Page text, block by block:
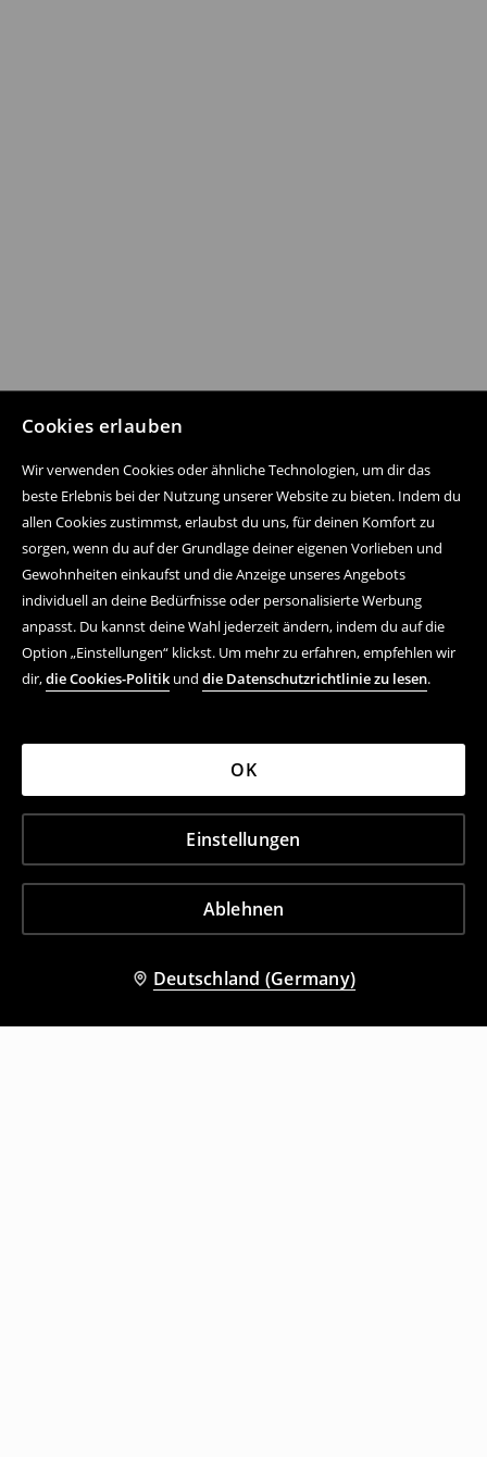
Cookies erlauben
Wir verwenden Cookies oder ähnliche Technologien, um dir das
beste Erlebnis bei der Nutzung unserer Website zu bieten. Indem du
allen Cookies zustimmst, erlaubst du uns, für deinen Komfort zu
sorgen, wenn du auf der Grundlage deiner eigenen Vorlieben und
Gewohnheiten einkaufst und die Anzeige unseres Angebots
individuell an deine Bedürfnisse oder personalisierte Werbung
anpasst. Du kannst deine Wahl jederzeit ändern, indem du auf die
Option „Einstellungen“ klickst. Um mehr zu erfahren, empfehlen wir
dir,die Cookies-Politik und die Datenschutzrichtlinie zu lesen.
Ablehnen
Einstellungen
OK
Deutschland (Germany)